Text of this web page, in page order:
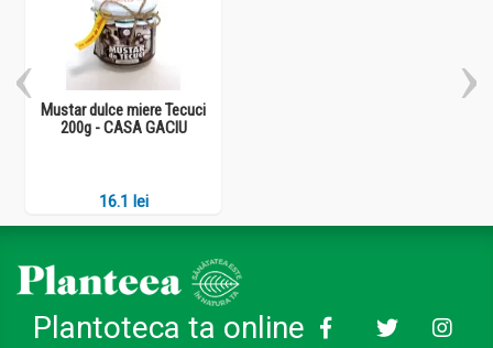
Mustar dulce miere Tecuci
200g - CASA GACIU
16.1 lei
Plantoteca ta online